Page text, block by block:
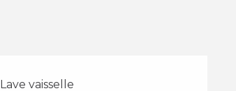
Lave vaisselle